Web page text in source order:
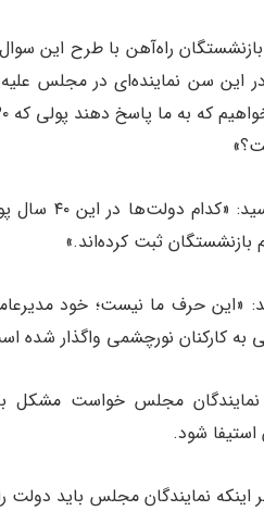
این سن نماینده‌ای در مجلس
بازنشستگان ثبت کرده‌اند.»
به کارکنان نورچشمی واگذار شده
مجلس خواست مشکل
استیفا شود.
بر اینکه نمایندگان مجلس باید